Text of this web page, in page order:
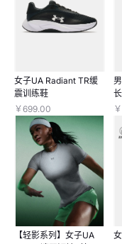
女子UA Radiant TR缓
震训练鞋
￥699.00
【轻影系列】女子UA